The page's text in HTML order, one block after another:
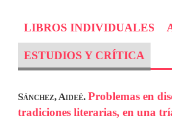
LIBROS INDIVIDUALES
ESTUDIOS Y CRÍTICA
Sánchez, Aideé. Problemas en
tradiciones literarias, en una